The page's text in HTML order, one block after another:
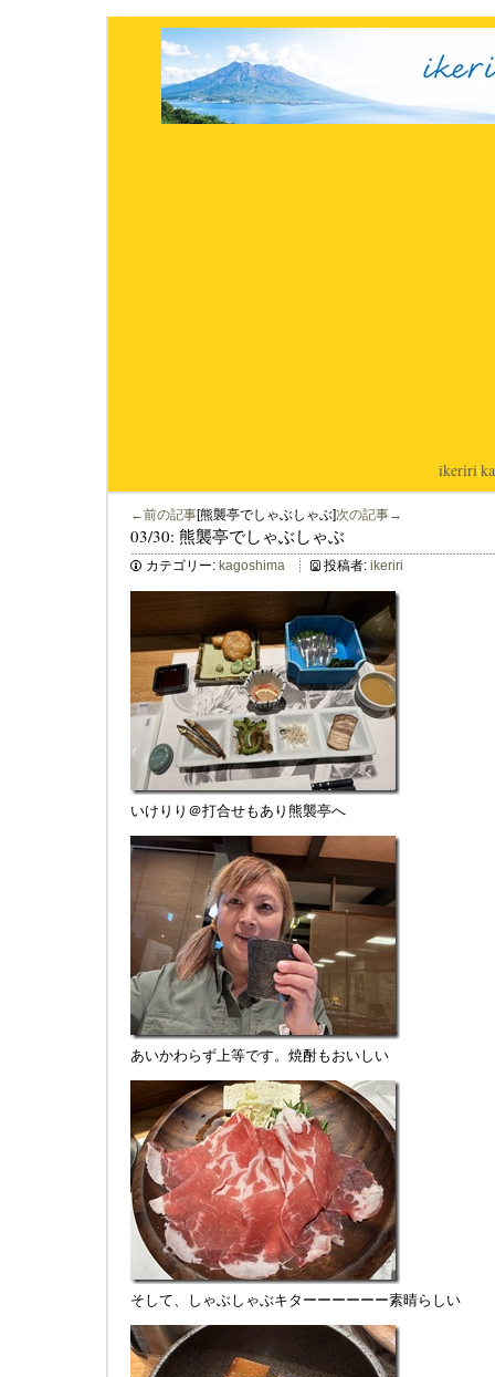
ikeriri|
←前の記事[熊襲亭でしゃぶしゃぶ]次の記事→
03/30: 熊襲亭でしゃぶしゃぶ
カテゴリー: kagoshima 投稿者: ikeriri
いけりり＠打合せもあり熊襲亭へ
あいかわらず上等です。焼酎もおいしい
そして、しゃぶしゃぶキターーーーーー素晴らしい